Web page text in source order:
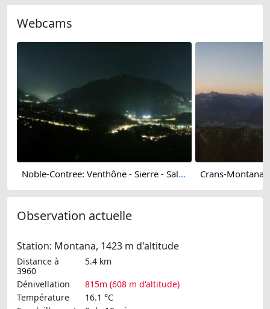
Webcams
Noble-Contree: Venthône - Sierre - Salquenen - Val d'Anniviers
Observation actuelle
Station: Montana, 1423 m d'altitude
Distance à
3960
5.4 km
Dénivellation
815m (608 m d'altitude)
Température
16.1 °C